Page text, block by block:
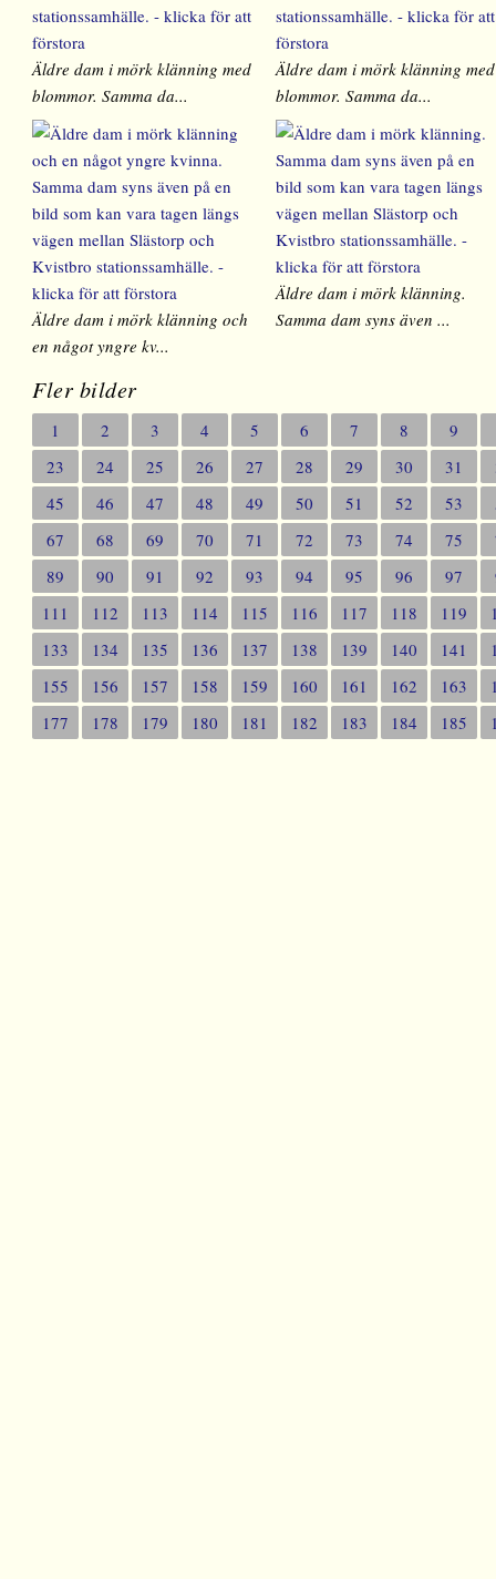
Äldre dam i mörk klänning med
blommor. Samma da...
Äldre dam i mörk klänning med
blommor. Samma da...
Äldre dam i mörk klänning och
en något yngre kv...
Äldre dam i mörk klänning.
Samma dam syns även ...
Fler bilder
1 2 3 4 5 6 7 8 9
23
24 25 26 27 28 29 30 31
45
46 47 48 49 50 51 52 53
67
68 69 70 71 72 73 74 75
89
90 91 92 93 94 95 96 97
111
112 113 114 115 116 117 118 119
133
134 135 136 137 138 139 140 141
155
156 157 158 159 160 161 162 163
177
178 179 180 181 182 183 184 185